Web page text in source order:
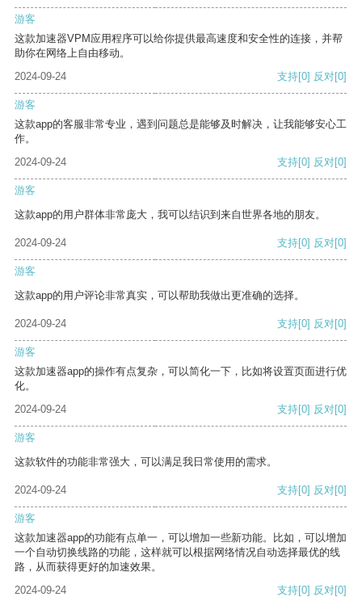
游客
这款加速器VPM应用程序可以给你提供最高速度和安全性的连接，并帮
助你在网络上自由移动。
2024-09-24
支持[0] 反对[0]
游客
这款app的客服非常专业，遇到问题总是能够及时解决，让我能够安心工
作。
2024-09-24
支持[0] 反对[0]
游客
这款app的用户群体非常庞大，我可以结识到来自世界各地的朋友。
2024-09-24 支持[0] 反对[0]
游客
这款app的用户评论非常真实，可以帮助我做出更准确的选择。
2024-09-24 支持[0] 反对[0]
游客
这款加速器app的操作有点复杂，可以简化一下，比如将设置页面进行优
化。
2024-09-24
支持[0] 反对[0]
游客
这款软件的功能非常强大，可以满足我日常使用的需求。
2024-09-24 支持[0] 反对[0]
游客
这款加速器app的功能有点单一，可以增加一些新功能。比如，可以增加
一个自动切换线路的功能，这样就可以根据网络情况自动选择最优的线
路，从而获得更好的加速效果。
2024-09-24
支持[0] 反对[0]